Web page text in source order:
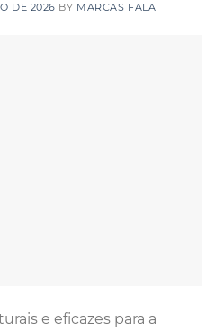
DE 2026 BY MARCAS FALA
e eficazes para a